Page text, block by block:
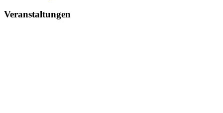
Veranstaltungen